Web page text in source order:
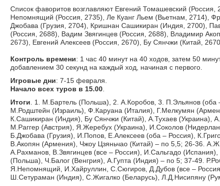
Список фаворитов возглавляют Евгений Томашевский
Непомнящий (Россия, 2735), Ле Куанг Льем (Вьетнам, 2714),
Джобава (Грузия, 2704), Кришнан Сашикиран (Индия, 2700),
(Россия, 2688), Вадим Звягинцев (Россия, 2688), Владимир
2673), Евгений Алексеев (Россия, 2670), Бу Сянчжи (Китай,
Контроль времени: 1 час 40 минут на 40 ходов, затем 50
добавлением 30 секунд на каждый ход, начиная с первого.
Игровые дни: 7-15 февраля.
Начало всех туров в 15.00
Итоги . 1. М.Бартель (Польша), 2. А.Коробов, 3. П.Эльянов
М.Родштейн (Израиль), Ф.Каруана (Италия), Г.Мелкумян
К.Сашикиран (Индия), Бу Сянчжи (Китай), А.Тухаев (Украина),
М.Раггер (Австрия), Я.Жеребух (Украина), И.Соколов
Б.Джобава (Грузия), И.Попов, Е.Алексеев (оба – Россия),
В.Акопян (Армения), Чжоу Цзяньчао (Китай) – по 5,5; 26-36.
А.Рахманов, В.Звягинцев (все – Россия), И.Сальгадо
(Польша), Ч.Балог (Венгрия), А.Гупта (Индия) – по 5; 37-49.
Я.Непомнящий, И.Хайруллин, С.Сюгиров, Д.Дубов (все –
Ш.Сетураман (Индия), С.Жигалко (Беларусь), Л.Д.Нисипяну